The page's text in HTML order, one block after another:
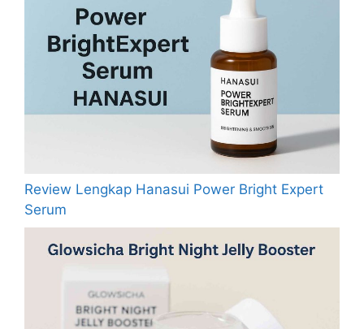
Review Lengkap Hanasui Power Bright Expert
Serum